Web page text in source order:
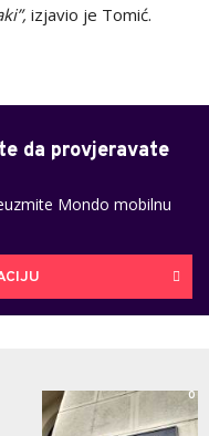
izjavio je Tomić.
da provjeravate
Mondo mobilnu
0